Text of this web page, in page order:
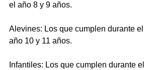
el año 8 y 9 años.
Alevines: Los que cumplen durante el
año 10 y 11 años.
Infantiles: Los que cumplen durante el